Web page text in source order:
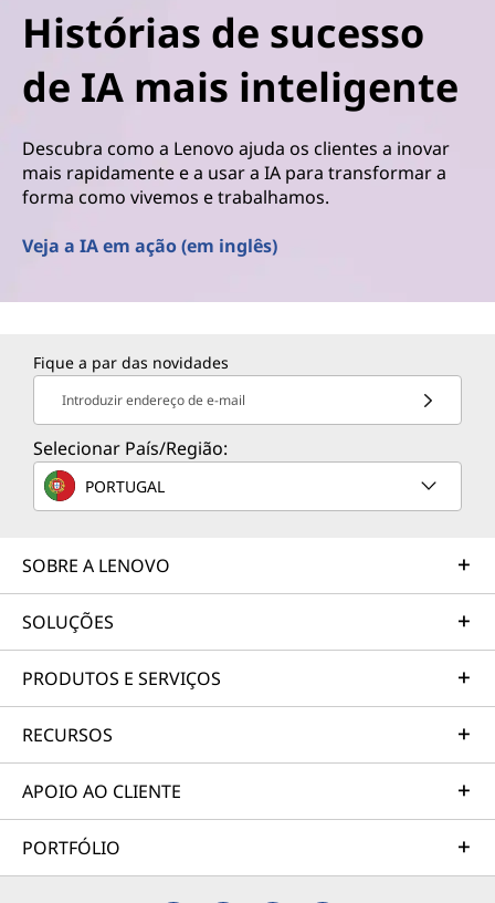
Histórias de sucesso
de IA mais inteligente
Descubra como a Lenovo ajuda os clientes a inovar
mais rapidamente e a usar a IA para transformar a
forma como vivemos e trabalhamos.
Veja a IA em ação (em inglês)
Fique a par das novidades
Introduzir endereço de e-mail
Selecionar País/Região:
PORTUGAL
SOBRE A LENOVO
SOLUÇÕES
PRODUTOS E SERVIÇOS
RECURSOS
APOIO AO CLIENTE
PORTFÓLIO